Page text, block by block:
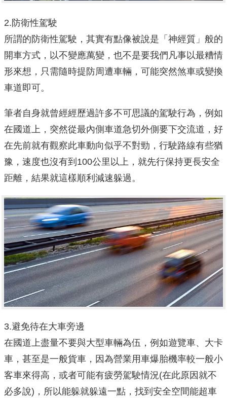
2.防衛性駕駛
所謂的防衛性駕駛，其實有點像被說是「神經質」般的
開車方式，以不變應萬變，也不是要我們凡事以最糟情
形來想，只需隨時提防周遭車輛，可能突然煞車或變換
車道即可。
筆者自身就曾經經歷過許多不可思議的駕駛行為，例如
在國道上，突然從最內側車道急切外側要下交流道，好
在先前就有觀察此車動向似乎不對勁，行駛路線有些猶
豫，速度也沒有到100公里以上，就先行保持更長安全
距離，結果就這樣順利減速躲過。
3.避免待在大車旁邊
在國道上盡量不要與大型車輛為伍，例如遊覽車、大卡
車，甚至是一般貨車，因為營業用車爆胎機率較一般小
客車來得高，或者可能有疲勞駕駛情況(在此原因就不
必多說)，所以能躲就躲遠一點，找到安全空間能超車